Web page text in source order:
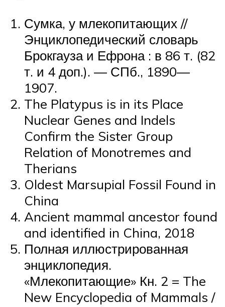
Сумка, у млекопитающих //
Энциклопедический словарь
Брокгауза и Ефрона : в 86 т. (82
т. и 4 доп.). — СПб., 1890—
1907.
The Platypus is in its Place
Nuclear Genes and Indels
Confirm the Sister Group
Relation of Monotremes and
Therians
Oldest Marsupial Fossil Found in
China
Ancient mammal ancestor found
and identified in China, 2018
Полная иллюстрированная
энциклопедия.
«Млекопитающие» Кн. 2 = The
New Encyclopedia of Mammals /